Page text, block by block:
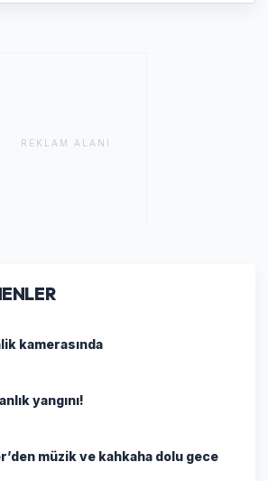
REKLAM ALANI
kamerasında
yangını!
müzik ve kahkaha dolu gece